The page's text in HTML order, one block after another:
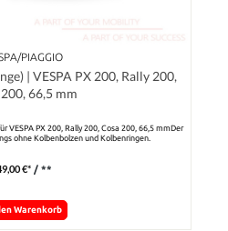
PIAGGIO
| VESPA PX 200, Rally 200,
66,5 mm
VESPA PX 200, Rally 200, Cosa 200, 66,5 mmDer
ohne Kolbenbolzen und Kolbenringen.
€* / **
Warenkorb